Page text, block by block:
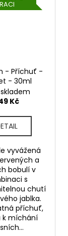
- Příchuť -
- 30ml
Kč
vyvážená
a
bobulí v
s
chutí
jablka.
příchuť,
k míchání